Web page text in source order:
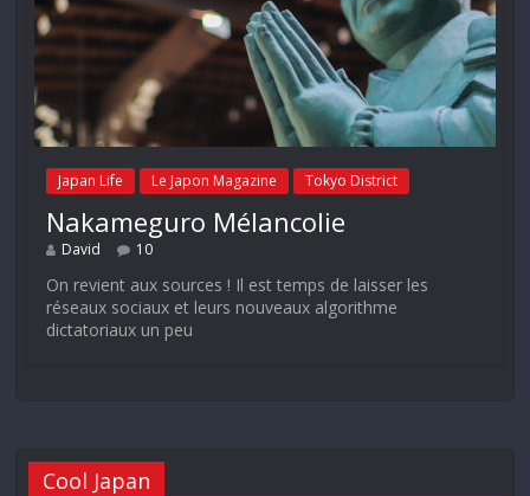
Japan Life Le Japon Magazine Tokyo District
Nakameguro Mélancolie
David 10
On revient aux sources ! Il est temps de laisser les
réseaux sociaux et leurs nouveaux algorithme
dictatoriaux un peu
Cool Japan